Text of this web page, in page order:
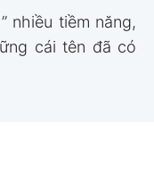
nhiều tiềm năng,
cái tên đã có